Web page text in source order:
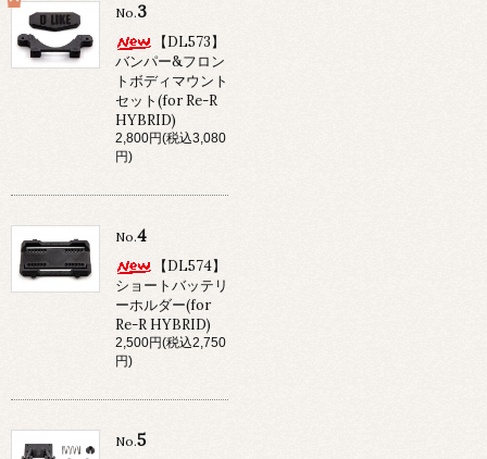
No.3
【DL573】
バンパー&フロン
トボディマウント
セット(for Re-R
HYBRID)
2,800円(税込3,080
円)
No.4
【DL574】
ショートバッテリ
ーホルダー(for
Re-R HYBRID)
2,500円(税込2,750
円)
No.5